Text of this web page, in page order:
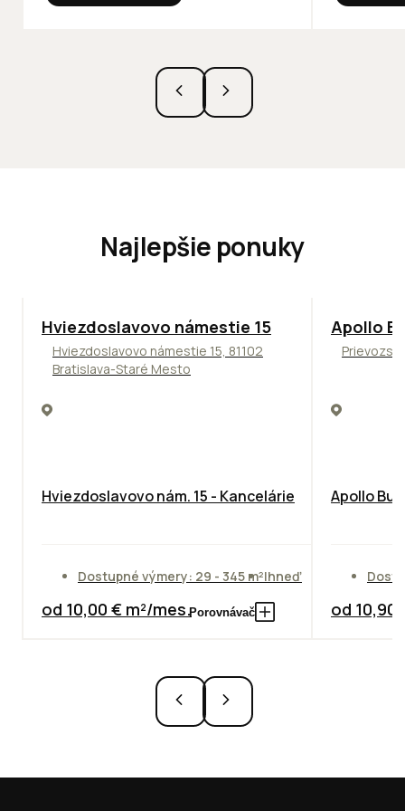
Najlepšie ponuky
ODPORÚČAME
Hviezdoslavovo námestie 15
Hviezdoslavovo námestie 15, 81102
Bratislava-Staré Mesto
Hviezdoslavovo nám. 15 - Kancelárie
Dostupné výmery: 29 - 345 m²Ihneď
od 10,00 € m²/mes.Porovnávač
TOP
Apollo
Apollo
od 10,90